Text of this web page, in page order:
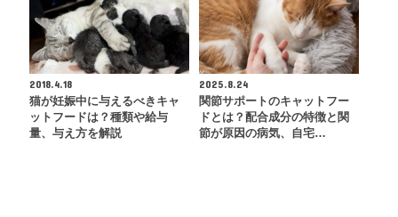
2018.4.18
猫が妊娠中に与えるべきキャ
ットフードは？種類や給与
量、与え方を解説
2025.8.24
関節サポートのキャットフー
ドとは？配合成分の特徴と関
節が原因の病気、自宅…